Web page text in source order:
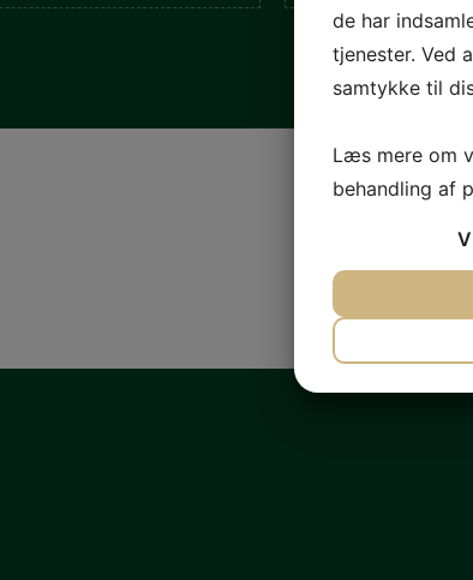
de har
tjenester. Ved
samtykke til
Læs mere om
behandling af